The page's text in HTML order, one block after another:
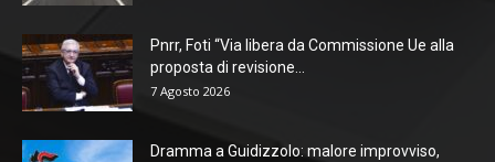
Pnrr, Foti “Via libera da Commissione Ue alla
proposta di revisione...
7 Agosto 2026
Dramma a Guidizzolo: malore improvviso,